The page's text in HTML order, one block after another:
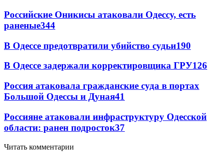
Российские Оникисы атаковали Одессу, есть
раненые344
В Одессе предотвратили убийство судьи190
В Одессе задержали корректировщика ГРУ126
Россия атаковала гражданские суда в портах
Большой Одессы и Дуная41
Россияне атаковали инфраструктуру Одесской
области: ранен подросток37
Читать комментарии